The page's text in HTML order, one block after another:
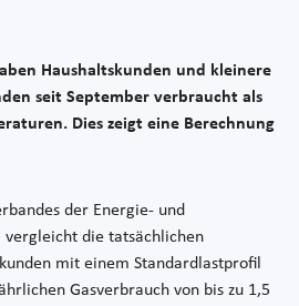
Haushaltskunden und kleinere
seit September verbraucht als
Dies zeigt eine Berechnung
der Energie- und
vergleicht die tatsächlichen
mit einem Standardlastprofil
Gasverbrauch von bis zu 1,5